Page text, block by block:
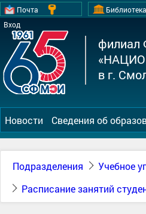
Почта
Вход
Библиотека
в г.
Новости Сведения об
Подразделения Учебное
Расписание занятий